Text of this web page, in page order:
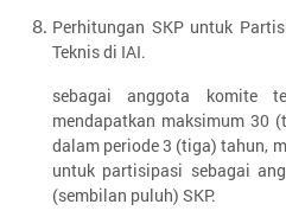
Perhitungan SKP untuk
Teknis di IAI.
sebagai anggota komite
mendapatkan maksimum 30
dalam periode 3 (tiga) tahun,
untuk partisipasi sebagai
(sembilan puluh) SKP.